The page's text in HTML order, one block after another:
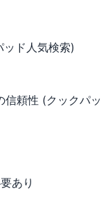
ド人気検索)
信頼性 (クックパ
あり